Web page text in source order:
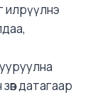
илрүүлнэ
датагаар